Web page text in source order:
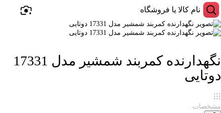
نگهدارنده کمربند شمشیر مدل 17331
دوتایی
مشخصات